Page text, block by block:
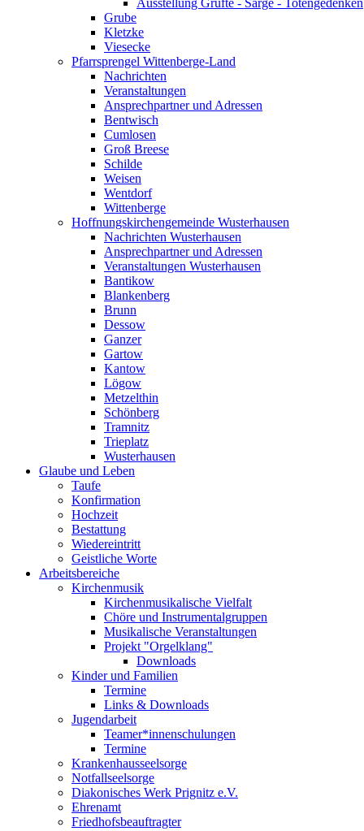
Ausstellung Grüfte - Särge - Totengedenken
Grube
Kletzke
Viesecke
Pfarrsprengel Wittenberge-Land
Nachrichten
Veranstaltungen
Ansprechpartner und Adressen
Bentwisch
Cumlosen
Groß Breese
Schilde
Weisen
Wentdorf
Wittenberge
Hoffnungskirchengemeinde Wusterhausen
Nachrichten Wusterhausen
Ansprechpartner und Adressen
Veranstaltungen Wusterhausen
Bantikow
Blankenberg
Brunn
Dessow
Ganzer
Gartow
Kantow
Lögow
Metzelthin
Schönberg
Tramnitz
Trieplatz
Wusterhausen
Glaube und Leben
Taufe
Konfirmation
Hochzeit
Bestattung
Wiedereintritt
Geistliche Worte
Arbeitsbereiche
Kirchenmusik
Kirchenmusikalische Vielfalt
Chöre und Instrumentalgruppen
Musikalische Veranstaltungen
Projekt "Orgelklang"
Downloads
Kinder und Familien
Termine
Links & Downloads
Jugendarbeit
Teamer*innenschulungen
Termine
Krankenhausseelsorge
Notfallseelsorge
Diakonisches Werk Prignitz e.V.
Ehrenamt
Friedhofsbeauftragter